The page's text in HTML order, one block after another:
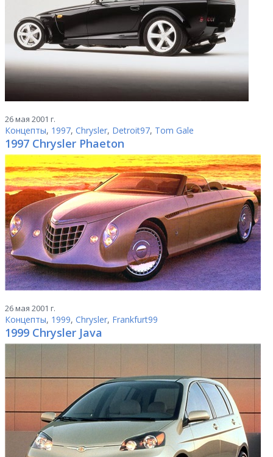
26 мая 2001 г.
Концепты, 1997, Chrysler, Detroit97, Tom Gale
1997 Chrysler Phaeton
26 мая 2001 г.
Концепты, 1999, Chrysler, Frankfurt99
1999 Chrysler Java